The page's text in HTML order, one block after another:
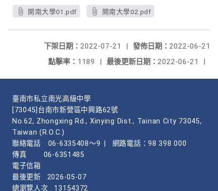
開南大學01.pdf 開南大學02.pdf
發佈日期： 2022-06-21
下架日期： 2022-07-21
|
最後更新日期： 2022-06-21 |
點擊率： 1189 |
臺南市私立南光高級中學
[73045]台南市新營區中興路62號
No.62, Zhongxing Rd., Xinying Dist., Tainan City 73045,
Taiwan (R.O.C.)
聯絡電話
06-6335408～9
網路電話：98 398 000
傳真
06-6351485
電子信箱
最後更新
2026-05-07
總瀏覽人次
13154372